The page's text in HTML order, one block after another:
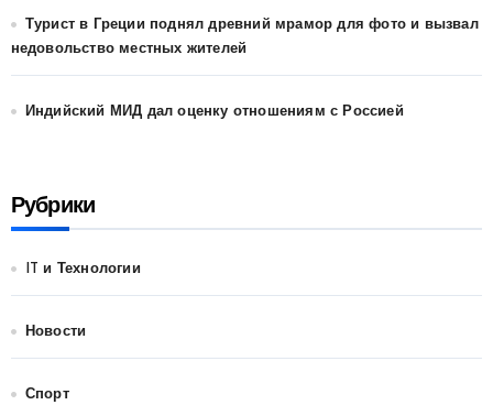
Турист в Греции поднял древний мрамор для фото и вызвал
недовольство местных жителей
Индийский МИД дал оценку отношениям с Россией
Рубрики
IT и Технологии
Новости
Спорт